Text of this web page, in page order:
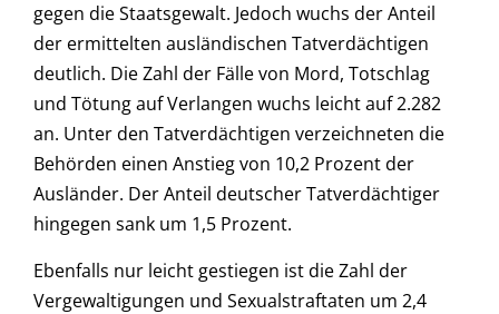
gegen die Staatsgewalt. Jedoch wuchs der Anteil
der ermittelten ausländischen Tatverdächtigen
deutlich. Die Zahl der Fälle von Mord, Totschlag
und Tötung auf Verlangen wuchs leicht auf 2.282
an. Unter den Tatverdächtigen verzeichneten die
Behörden einen Anstieg von 10,2 Prozent der
Ausländer. Der Anteil deutscher Tatverdächtiger
hingegen sank um 1,5 Prozent.
Ebenfalls nur leicht gestiegen ist die Zahl der
Vergewaltigungen und Sexualstraftaten um 2,4